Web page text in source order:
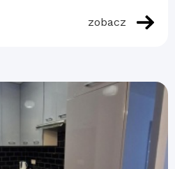
zobacz